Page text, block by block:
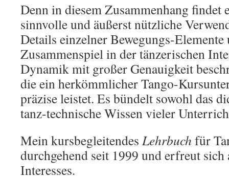
Denn in diesem Zusammenhang findet
sinnvolle und äußerst nützliche
Details einzelner Bewegungs-
Zusammenspiel in der tänzerischen
Dynamik mit großer Genauigkeit
die ein herkömmlicher Tango-
präzise leistet. Es bündelt sowohl das
tanz-technische Wissen vieler
Mein kursbegleitendes Lehrbuch für
durchgehend seit 1999 und erfreut
Interesses.